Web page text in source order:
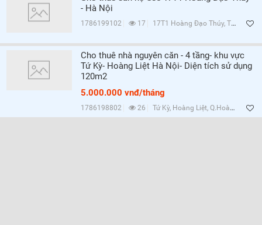
- Hà Nội
1786199102 17 17T1 Hoàng Đạo Thúy, Trung Hòa, Q.Cầu Giấy, Hà Nội
Cho thuê nhà nguyên căn - 4 tầng- khu vực
Tứ Kỳ- Hoàng Liệt Hà Nội- Diện tích sử dụng
120m2
5.000.000 vnđ/tháng
1786198802 26 Tứ Kỳ, Hoàng Liệt, Q.Hoàng Mai, Hà Nội